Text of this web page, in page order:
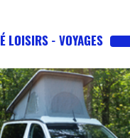
LOISIRS - VOYAGES